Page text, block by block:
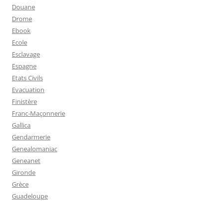
Douane
Drome
Ebook
Ecole
Esclavage
Espagne
Etats Civils
Evacuation
Finistère
Franc-Maçonnerie
Gallica
Gendarmerie
Genealomaniac
Geneanet
Gironde
Grèce
Guadeloupe